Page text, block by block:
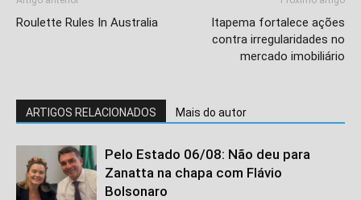
Roulette Rules In Australia
Itapema fortalece ações
contra irregularidades no
mercado imobiliário
ARTIGOS RELACIONADOS Mais do autor
Pelo Estado 06/08: Não deu para
Zanatta na chapa com Flávio
Bolsonaro